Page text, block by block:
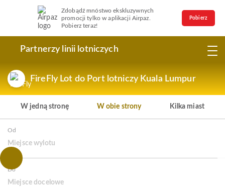
Zdobądź mnóstwo ekskluzywnych
promocji tylko w aplikacji Airpaz.
Pobierz teraz!
Pobierz
Partnerzy linii lotniczych
FireFly Lot do Port lotniczy Kuala Lumpur
W jedną stronę W obie strony Kilka miast
Od
Miejsce wylotu
Do
Miejsce docelowe